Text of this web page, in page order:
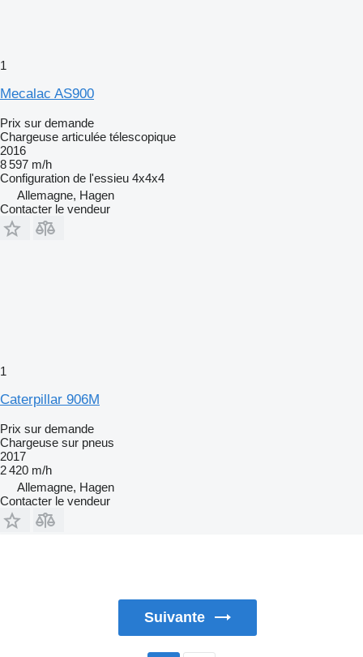
1
Mecalac AS900
Prix sur demande
Chargeuse articulée télescopique
2016
8 597 m/h
Configuration de l'essieu 4x4x4
Allemagne, Hagen
Contacter le vendeur
1
Caterpillar 906M
Prix sur demande
Chargeuse sur pneus
2017
2 420 m/h
Allemagne, Hagen
Contacter le vendeur
Suivante